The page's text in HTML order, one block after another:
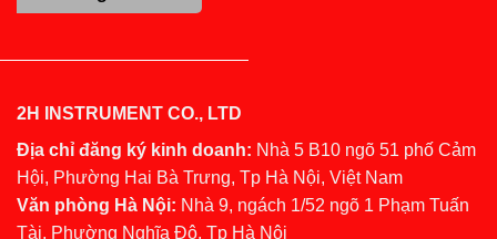
2H INSTRUMENT CO., LTD
Địa chỉ đăng ký kinh doanh: Nhà 5 B10 ngõ 51 phố Cảm
Hội, Phường Hai Bà Trưng, Tp Hà Nội, Việt Nam
Văn phòng Hà Nội: Nhà 9, ngách 1/52 ngõ 1 Phạm Tuấn
Tài, Phường Nghĩa Đô, Tp Hà Nội